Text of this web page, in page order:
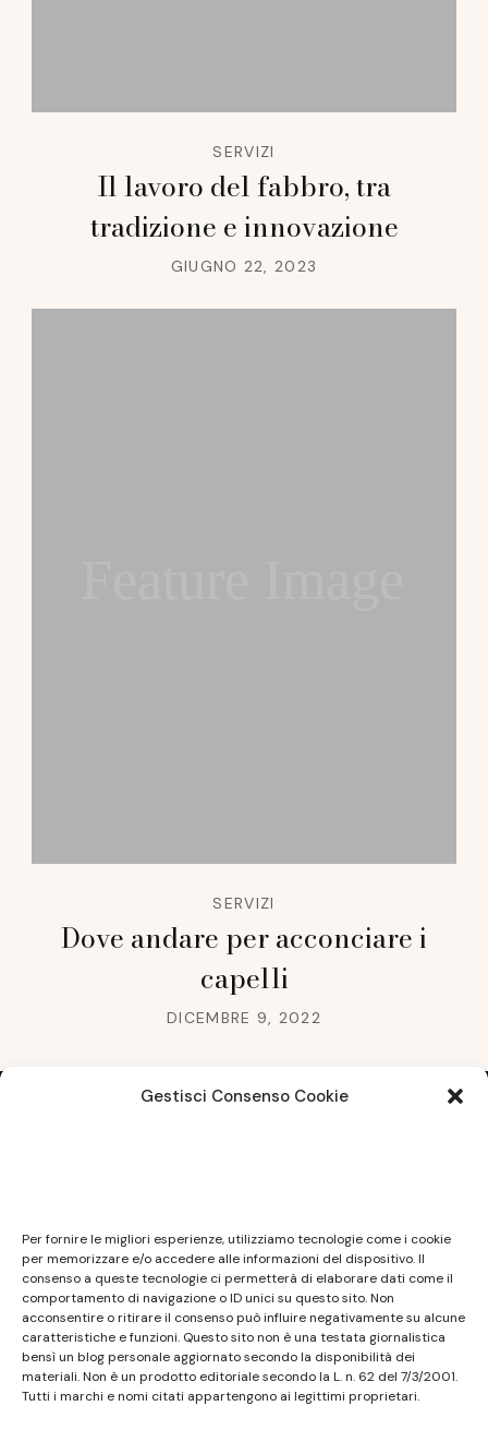
Gestisci Consenso Cookie
Per fornire le migliori esperienze, utilizziamo tecnologie come i cookie
per memorizzare e/o accedere alle informazioni del dispositivo. Il
consenso a queste tecnologie ci permetterà di elaborare dati come il
comportamento di navigazione o ID unici su questo sito. Non
acconsentire o ritirare il consenso può influire negativamente su alcune
caratteristiche e funzioni. Questo sito non è una testata giornalistica
bensì un blog personale aggiornato secondo la disponibilità dei
materiali. Non è un prodotto editoriale secondo la L. n. 62 del 7/3/2001.
Tutti i marchi e nomi citati appartengono ai legittimi proprietari.
SERVIZI
Il lavoro del fabbro, tra
tradizione e innovazione
GIUGNO 22, 2023
SERVIZI
Dove andare per acconciare i
capelli
DICEMBRE 9, 2022
non ha carattere periodico essendo aggiornato
secondo la disponibilità e la reperibilità dei materiali.
Pertanto non può essere considerato in alcun modo
un prodotto editoriale ai sensi della L. n. 62 del
7/3/2001. Tutti i marchi riportati appartengono ai
legittimi proprietari; marchi di terzi, nomi di prodotti,